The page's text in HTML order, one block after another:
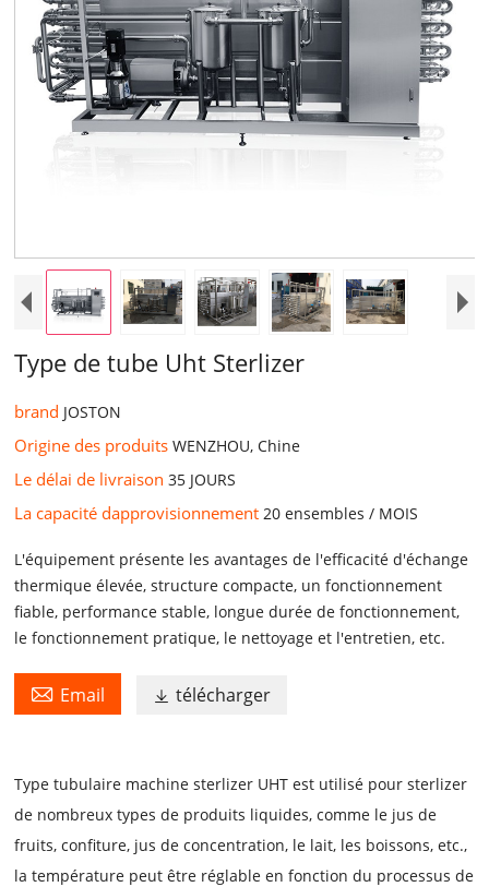
Type de tube Uht Sterlizer
brand JOSTON
Origine des produitsWENZHOU, Chine
Le délai de livraison35 JOURS
La capacité dapprovisionnement 20 ensembles / MOIS
L'équipement présente les avantages de l'efficacité d'échange
thermique élevée, structure compacte, un fonctionnement
fiable, performance stable, longue durée de fonctionnement,
le fonctionnement pratique, le nettoyage et l'entretien, etc.
 Email  télécharger
Type tubulaire machine sterlizer UHT est utilisé pour sterlizer
de nombreux types de produits liquides, comme le jus de
fruits, confiture, jus de concentration, le lait, les boissons, etc.,
la température peut être réglable en fonction du processus de